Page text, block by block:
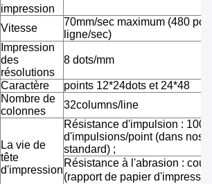
impression
Vitesse
70mm/sec maximum (480
ligne/sec)
Impression
des
résolutions
8 dots/mm
Caractère
points 12*24dots et 24*48
Nombre de
colonnes
32columns/line
La vie de
tête
d'impression
Résistance d'impulsion : 100
d'impulsions/point (dans nos
standard) ;
Résistance à l'abrasion :
(rapport de papier